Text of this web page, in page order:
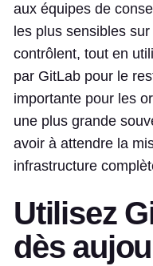
aux équipes de
les plus sensibles
contrôlent, tout en
par GitLab pour le
importante pour les
une plus grande
avoir à attendre la
infrastructure
Utilisez
dès